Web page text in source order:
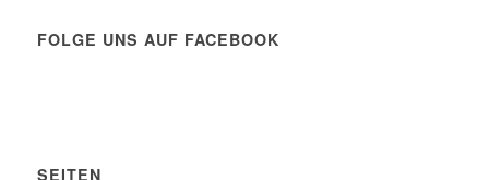
FOLGE UNS AUF FACEBOOK
SEITEN